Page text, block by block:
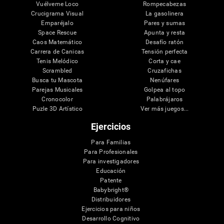
Vuélveme Loco
Crucigrama Visual
Emparéjalo
Space Rescue
Caos Matemático
Carrera de Canicas
Tenis Melódico
Scrambled
Busca tu Mascota
Parejas Musicales
Cronocolor
Puzle 3D Artístico
Rompecabezas
La gasolinera
Pares y sumas
Apunta y resta
Desafío ratón
Tensión perfecta
Corta y cae
Cruzafichas
Nenúfares
Golpea al topo
Palabrájaros
Ver más juegos...
Ejercicios
Para Familias
Para Profesionales
Para investigadores
Educación
Patente
Babybright®
Distribuidores
Ejercicios para niños
Desarrollo Cognitivo